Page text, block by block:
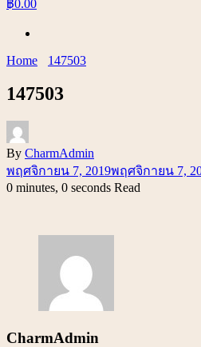
฿0.00
Home 147503
147503
By CharmAdmin
พฤศจิกายน 7, 2019พฤศจิกายน 7,
0 minutes, 0 seconds Read
CharmAdmin